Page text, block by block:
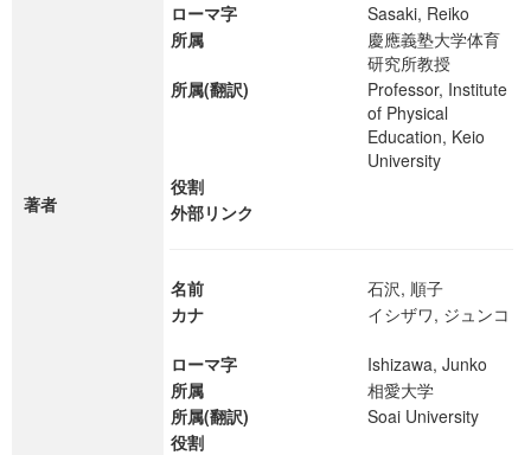
著者
ローマ字
Sasaki, Reiko
所属
慶應義塾大学体育
研究所教授
所属(翻訳)
Professor, Institute
of Physical
Education, Keio
University
役割
外部リンク
名前
石沢, 順子
カナ
イシザワ, ジュンコ
ローマ字
Ishizawa, Junko
所属
相愛大学
所属(翻訳)
Soai University
役割